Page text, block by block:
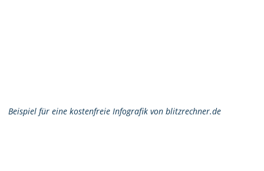
Beispiel für eine kostenfreie Infografik von blitzrechner.de